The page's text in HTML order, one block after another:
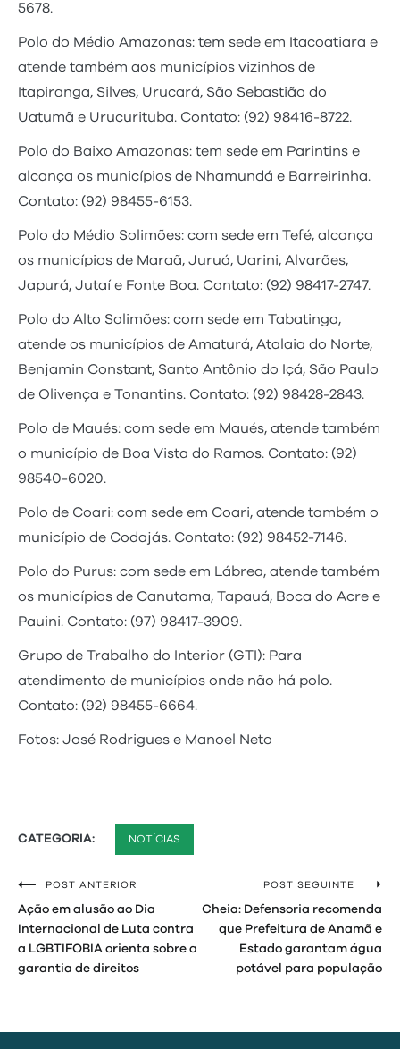
5678.
Polo do Médio Amazonas: tem sede em Itacoatiara e
atende também aos municípios vizinhos de
Itapiranga, Silves, Urucará, São Sebastião do
Uatumã e Urucurituba. Contato: (92) 98416-8722.
Polo do Baixo Amazonas: tem sede em Parintins e
alcança os municípios de Nhamundá e Barreirinha.
Contato: (92) 98455-6153.
Polo do Médio Solimões: com sede em Tefé, alcança
os municípios de Maraã, Juruá, Uarini, Alvarães,
Japurá, Jutaí e Fonte Boa. Contato: (92) 98417-2747.
Polo do Alto Solimões: com sede em Tabatinga,
atende os municípios de Amaturá, Atalaia do Norte,
Benjamin Constant, Santo Antônio do Içá, São Paulo
de Olivença e Tonantins. Contato: (92) 98428-2843.
Polo de Maués: com sede em Maués, atende também
o município de Boa Vista do Ramos. Contato: (92)
98540-6020.
Polo de Coari: com sede em Coari, atende também o
município de Codajás. Contato: (92) 98452-7146.
Polo do Purus: com sede em Lábrea, atende também
os municípios de Canutama, Tapauá, Boca do Acre e
Pauini. Contato: (97) 98417-3909.
Grupo de Trabalho do Interior (GTI): Para
atendimento de municípios onde não há polo.
Contato: (92) 98455-6664.
Fotos: José Rodrigues e Manoel Neto
CATEGORIA: NOTÍCIAS
Navegação
de
Post
POST ANTERIOR
Ação em alusão ao Dia
Internacional de Luta contra
a LGBTIFOBIA orienta sobre a
garantia de direitos
POST SEGUINTE
Cheia: Defensoria recomenda
que Prefeitura de Anamã e
Estado garantam água
potável para população